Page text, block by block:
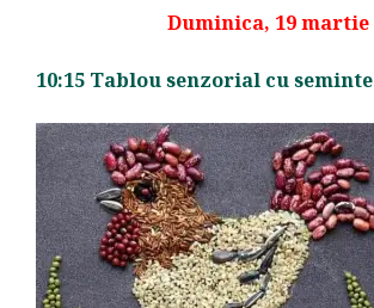
Duminica, 19 martie
10:15 Tablou senzorial cu seminte